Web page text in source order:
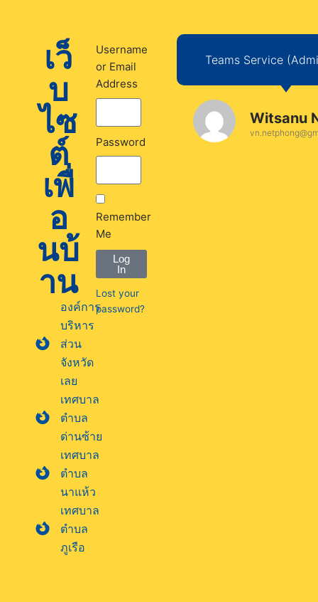
เว็
บ
ไซ
ต์
เพื่
อ
นบ้
าน
องค์การ
บริหาร
ส่วน
จังหวัด
เลย
เทศบาล
ตำบล
ด่านซ้าย
เทศบาล
ตำบล
นาแห้ว
เทศบาล
ตำบล
ภูเรือ
Username
or Email
Address
Password
Remember
Me
Log
In
Lost your
password?
Teams Service
Witsanu